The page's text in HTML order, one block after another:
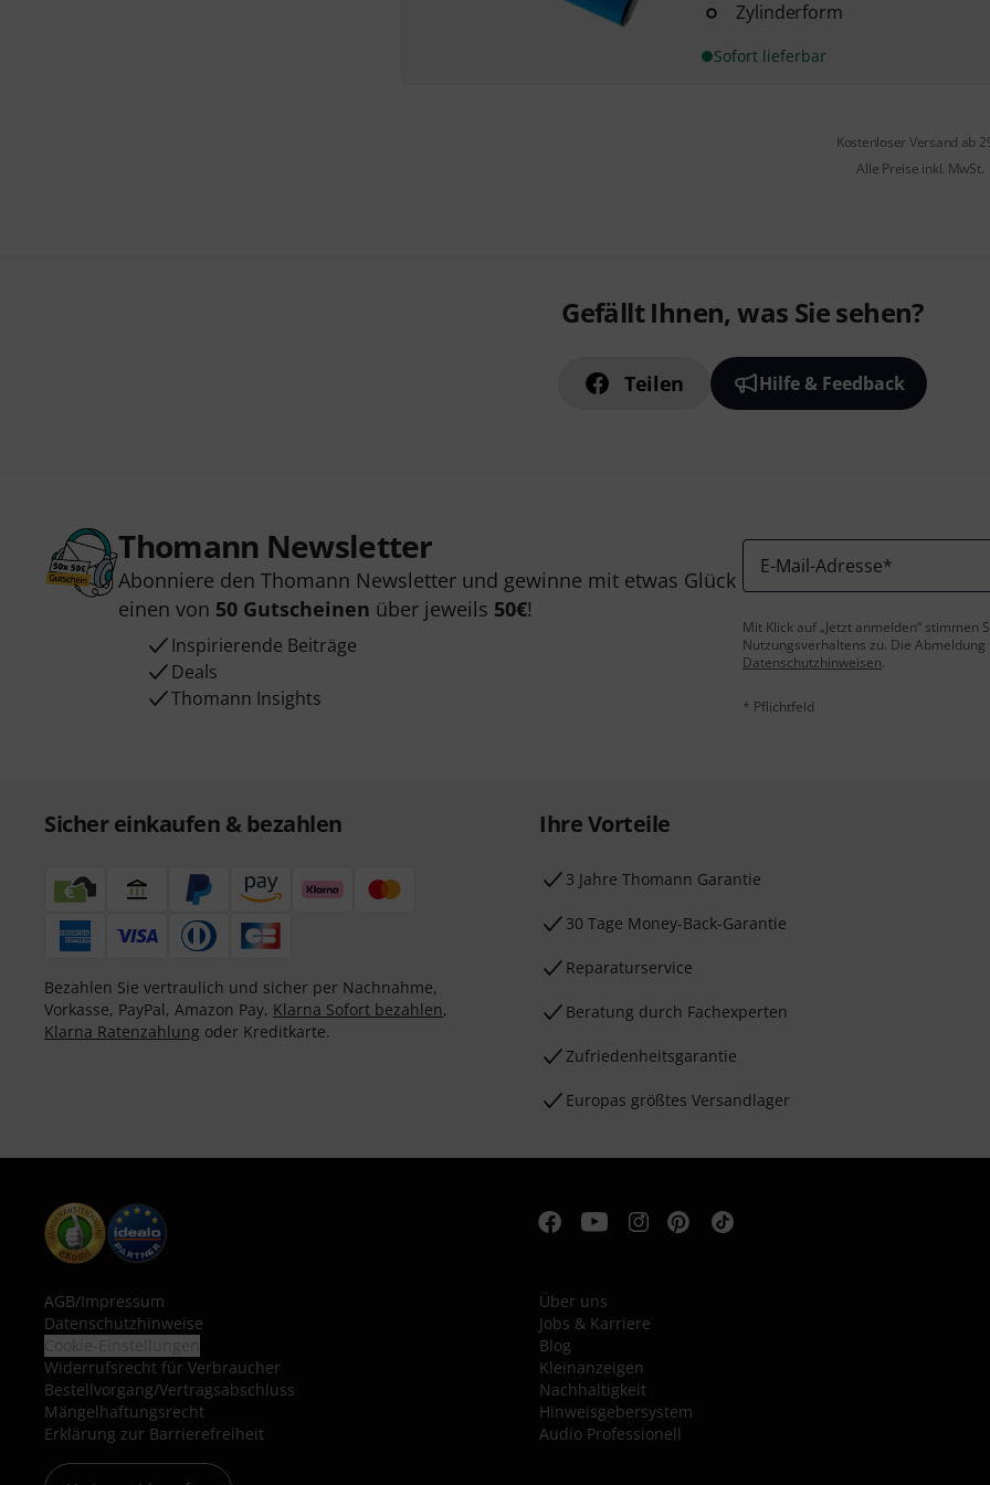
Zylinderform
Sofort lieferbar
Kostenloser Versand ab
Alle Preise inkl. MwSt.
Gefällt Ihnen, was Sie sehen?
Teilen Hilfe & Feedback
Thomann Newsletter
Abonniere den Thomann Newsletter und gewinne mit etwas Glück
einen von 50 Gutscheinen über jeweils 50€!
Inspirierende Beiträge
Deals
Thomann Insights
E-Mail-Adresse*
Mit Klick auf „Jetzt anmelden“
Nutzungsverhaltens zu. Die
Datenschutzhinweisen.
* Pflichtfeld
Sicher einkaufen & bezahlen
Bezahlen Sie vertraulich und sicher per Nachnahme,
Vorkasse, PayPal, Amazon Pay, Klarna Sofort bezahlen,
Klarna Ratenzahlung oder Kreditkarte.
Ihre Vorteile
3 Jahre Thomann Garantie
30 Tage Money-Back-Garantie
Reparaturservice
Beratung durch Fachexperten
Zufriedenheitsgarantie
Europas größtes Versandlager
AGB/Impressum
Datenschutzhinweise
Widerrufsrecht für Verbraucher
Bestellvorgang/Vertragsabschluss
Mängelhaftungsrecht
Erklärung zur Barrierefreiheit
Über uns
Jobs & Karriere
Blog
Kleinanzeigen
Nachhaltigkeit
Hinweisgebersystem
Audio Professionell